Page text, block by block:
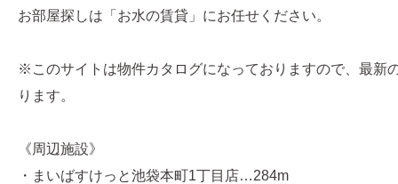
お部屋探しは「お水の賃貸」にお任せください。
※このサイトは物件カタログになっておりますので、最新
ります。
《周辺施設》
・まいばすけっと池袋本町1丁目店…284m